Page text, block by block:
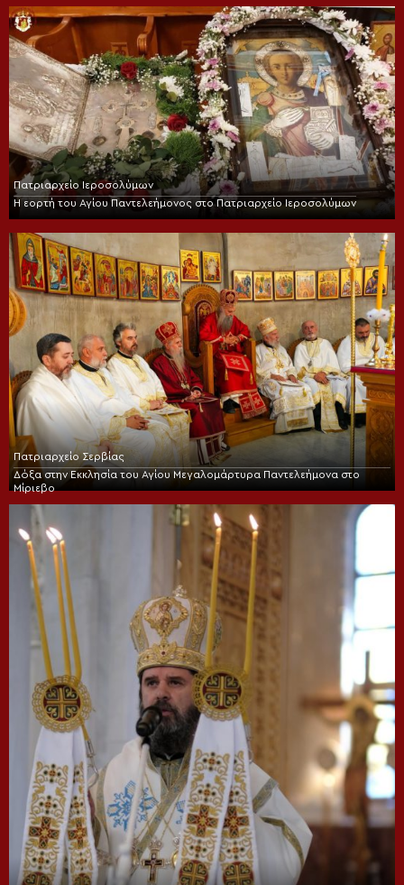
Πατριαρχείο Ιεροσολύμων
Η εορτή του Αγίου Παντελεήμονος στο Πατριαρχείο Ιεροσολύμων
Πατριαρχείο Σερβίας
Δόξα στην Εκκλησία του Αγίου Μεγαλομάρτυρα Παντελεήμονα στο
Μίριεβο